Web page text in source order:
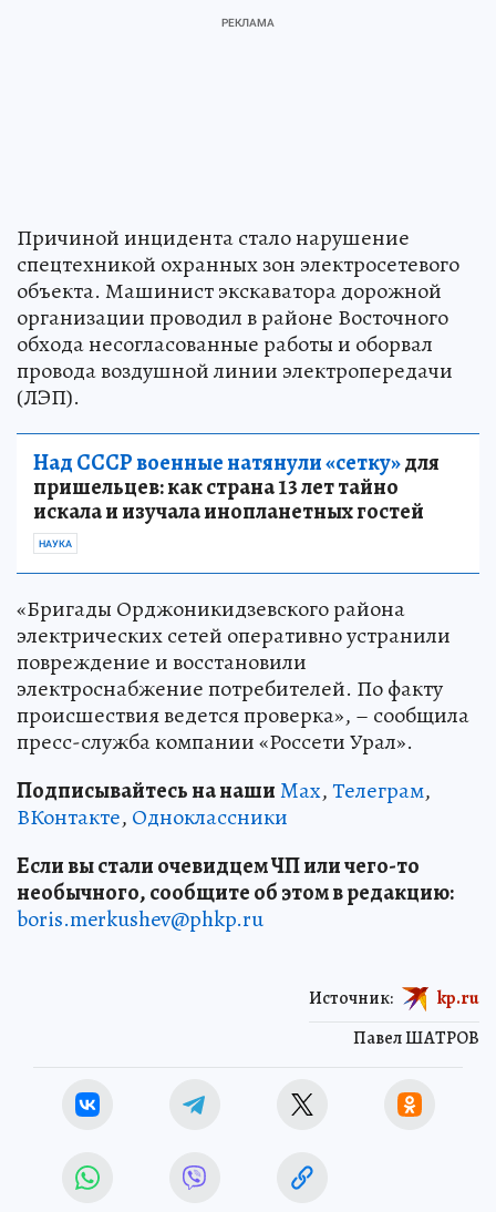
Причиной инцидента стало нарушение
спецтехникой охранных зон электросетевого
объекта. Машинист экскаватора дорожной
организации проводил в районе Восточного
обхода несогласованные работы и оборвал
провода воздушной линии электропередачи
(ЛЭП).
Над СССР военные натянули «сетку»для
пришельцев: как страна 13 лет тайно
искала и изучала инопланетных гостей
НАУКА
«Бригады Орджоникидзевского района
электрических сетей оперативно устранили
повреждение и восстановили
электроснабжение потребителей. По факту
происшествия ведется проверка», – сообщила
пресс-служба компании «Россети Урал».
Подписывайтесь на нашиMax,Телеграм,
ВКонтакте, Одноклассники
Если вы стали очевидцем ЧП или чего-то
необычного, сообщите об этом в редакцию:
boris.merkushev@phkp.ru
Павел ШАТРОВ
Источник: kp.ru